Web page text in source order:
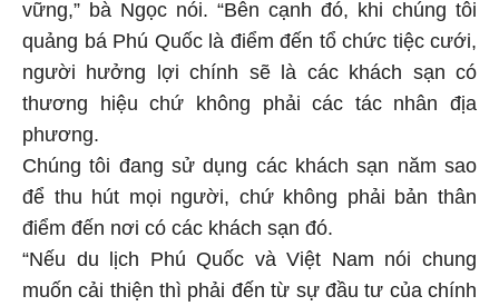
vững,” bà Ngọc nói. “Bên cạnh đó, khi chúng tôi
quảng bá Phú Quốc là điểm đến tổ chức tiệc cưới,
người hưởng lợi chính sẽ là các khách sạn có
thương hiệu chứ không phải các tác nhân địa
phương.
Chúng tôi đang sử dụng các khách sạn năm sao
để thu hút mọi người, chứ không phải bản thân
điểm đến nơi có các khách sạn đó.
“Nếu du lịch Phú Quốc và Việt Nam nói chung
muốn cải thiện thì phải đến từ sự đầu tư của chính